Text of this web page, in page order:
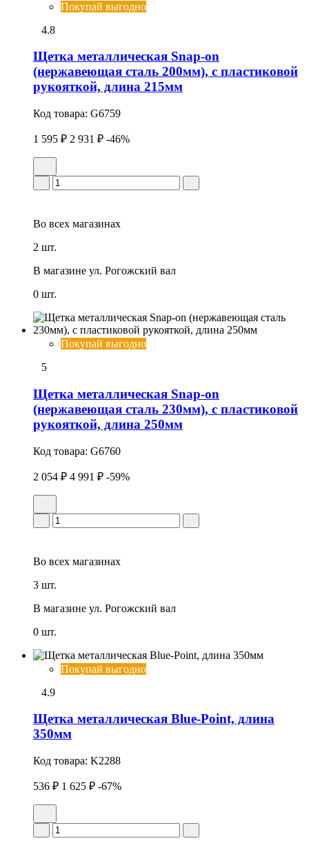
Покупай выгодно
4.8
Щетка металлическая Snap-on
(нержавеющая сталь 200мм), с пластиковой
рукояткой, длина 215мм
Код товара: G6759
1 595 ₽ 2 931 ₽ -46%
Во всех магазинах
2 шт.
В магазине ул. Рогожский вал
0 шт.
Покупай выгодно
5
Щетка металлическая Snap-on
(нержавеющая сталь 230мм), с пластиковой
рукояткой, длина 250мм
Код товара: G6760
2 054 ₽ 4 991 ₽ -59%
Во всех магазинах
3 шт.
В магазине ул. Рогожский вал
0 шт.
Покупай выгодно
4.9
Щетка металлическая Blue-Point, длина
350мм
Код товара: K2288
536 ₽ 1 625 ₽ -67%